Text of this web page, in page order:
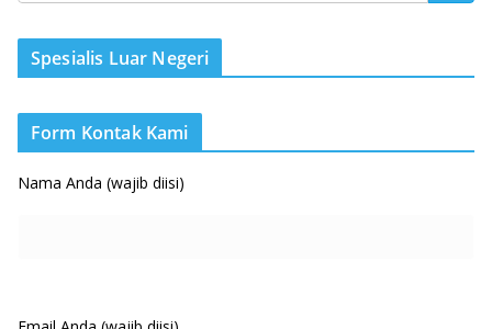
Spesialis Luar Negeri
Form Kontak Kami
Nama Anda (wajib diisi)